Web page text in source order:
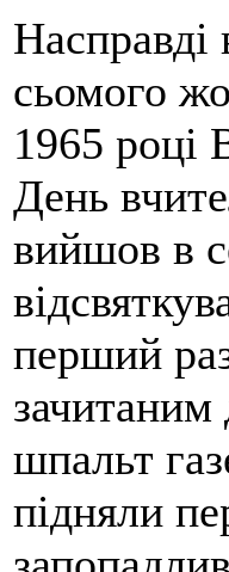
Насправді
сьомого
1965 році
День
вийшов в
перший
зачитаним
шпальт
підняли